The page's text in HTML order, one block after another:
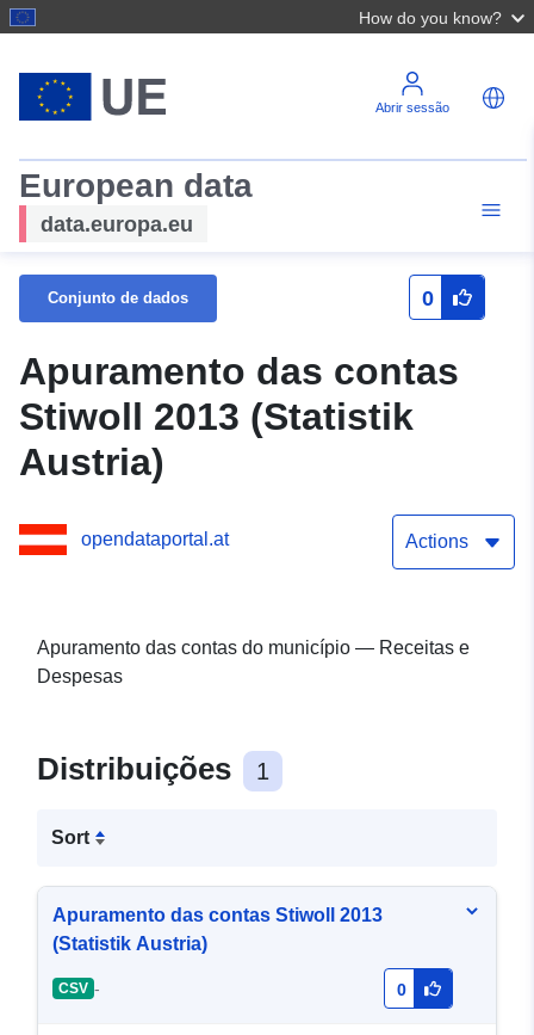
How do you know?
Abrir sessão
European data
data.europa.eu
Conjunto de dados 0
Apuramento das contas
Stiwoll 2013 (Statistik
Austria)
opendataportal.at Actions
Apuramento das contas do município — Receitas e
Despesas
Distribuições 1
Sort
Apuramento das contas Stiwoll 2013
(Statistik Austria)
CSV - 0